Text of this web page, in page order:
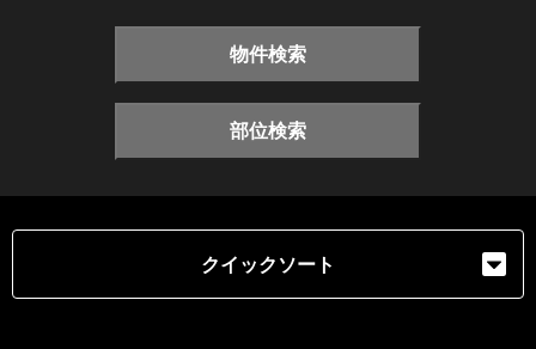
物件検索
部位検索
クイックソート